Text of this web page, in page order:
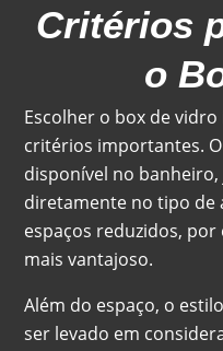
Critérios
o
Escolher o box de
critérios importantes.
disponível no
diretamente no tipo de
espaços reduzidos,
mais vantajoso.
Além do espaço, o
ser levado em